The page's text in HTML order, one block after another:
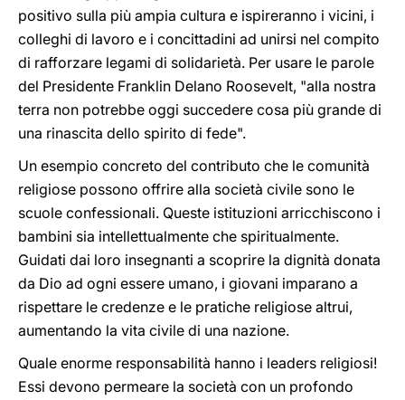
positivo sulla più ampia cultura e ispireranno i vicini, i
colleghi di lavoro e i concittadini ad unirsi nel compito
di rafforzare legami di solidarietà. Per usare le parole
del Presidente Franklin Delano Roosevelt, "alla nostra
terra non potrebbe oggi succedere cosa più grande di
una rinascita dello spirito di fede".
Un esempio concreto del contributo che le comunità
religiose possono offrire alla società civile sono le
scuole confessionali. Queste istituzioni arricchiscono i
bambini sia intellettualmente che spiritualmente.
Guidati dai loro insegnanti a scoprire la dignità donata
da Dio ad ogni essere umano, i giovani imparano a
rispettare le credenze e le pratiche religiose altrui,
aumentando la vita civile di una nazione.
Quale enorme responsabilità hanno i leaders religiosi!
Essi devono permeare la società con un profondo